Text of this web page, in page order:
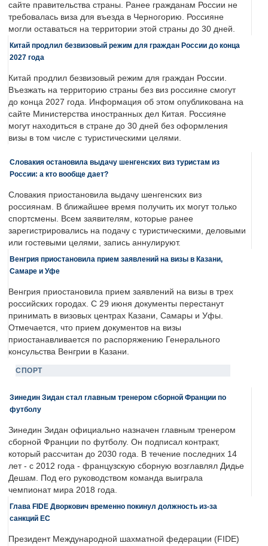
сайте правительства страны. Ранее гражданам России не
требовалась виза для въезда в Черногорию. Россияне
могли оставаться на территории этой страны до 30 дней.
Китай продлил безвизовый режим для граждан России до конца
2027 года
Китай продлил безвизовый режим для граждан России.
Въезжать на территорию страны без виз россияне смогут
до конца 2027 года. Информация об этом опубликована на
сайте Министерства иностранных дел Китая. Россияне
могут находиться в стране до 30 дней без оформления
визы в том числе с туристическими целями.
Словакия остановила выдачу шенгенских виз туристам из
России: а кто вообще дает?
Словакия приостановила выдачу шенгенских виз
россиянам. В ближайшее время получить их могут только
спортсмены. Всем заявителям, которые ранее
зарегистрировались на подачу с туристическими, деловыми
или гостевыми целями, запись аннулируют.
Венгрия приостановила прием заявлений на визы в Казани,
Самаре и Уфе
Венгрия приостановила прием заявлений на визы в трех
российских городах. С 29 июня документы перестанут
принимать в визовых центрах Казани, Самары и Уфы.
Отмечается, что прием документов на визы
приостанавливается по распоряжению Генерального
консульства Венгрии в Казани.
СПОРТ
Зинедин Зидан стал главным тренером сборной Франции по
футболу
Зинедин Зидан официально назначен главным тренером
сборной Франции по футболу. Он подписал контракт,
который рассчитан до 2030 года. В течение последних 14
лет - с 2012 года - французскую сборную возглавлял Дидье
Дешам. Под его руководством команда выиграла
чемпионат мира 2018 года.
Глава FIDE Дворкович временно покинул должность из-за
санкций ЕС
Президент Международной шахматной федерации (FIDE)